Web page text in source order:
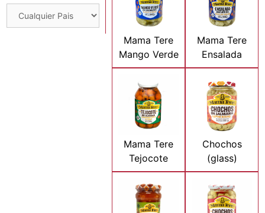
Mama Tere
Mango Verde
Mama Tere
Ensalada
Mama Tere
Tejocote
Chochos
(glass)